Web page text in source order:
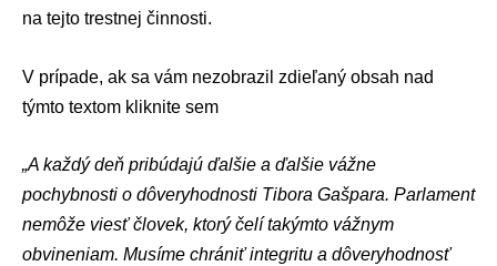
na tejto trestnej činnosti.
V prípade, ak sa vám nezobrazil zdieľaný obsah nad
týmto textom kliknite sem
„A každý deň pribúdajú ďalšie a ďalšie vážne
pochybnosti o dôveryhodnosti Tibora Gašpara. Parlament
nemôže viesť človek, ktorý čelí takýmto vážnym
obvineniam. Musíme chrániť integritu a dôveryhodnosť